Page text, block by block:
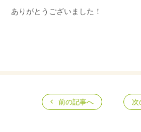
ありがとうございました！
前の記事へ 次